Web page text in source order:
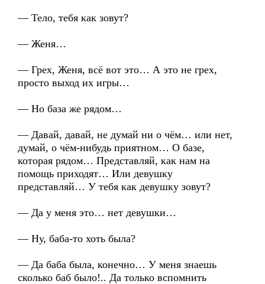
— Тело, тебя как зовут?
— Женя…
— Грех, Женя, всё вот это… А это не грех,
просто выход их игры…
— Но база же рядом…
— Давай, давай, не думай ни о чём… или нет,
думай, о чём-нибудь приятном… О базе,
которая рядом… Представляй, как нам на
помощь приходят… Или девушку
представляй… У тебя как девушку зовут?
— Да у меня это… нет девушки…
— Ну, баба-то хоть была?
— Да баба была, конечно… У меня знаешь
сколько баб было!.. Да только вспомнить